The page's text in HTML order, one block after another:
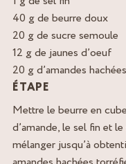
40 g de beurre doux
20 g de sucre semoule
12 g de jaunes d’oeuf
20 g d’amandes
ÉTAPE
Mettre le beurre en
d’amande, le sel fin et
mélanger jusqu’à